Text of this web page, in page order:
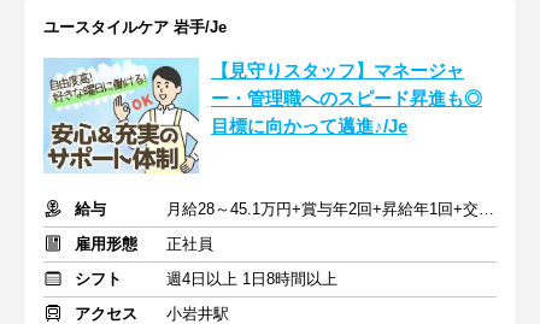
ユースタイルケア 岩手/Je
【見守りスタッフ】マネージャ
ー・管理職へのスピード昇進も◎
目標に向かって邁進♪/Je
給与
月給28～45.1万円+賞与年2回+昇給年1回+交通費全額
雇用形態
正社員
シフト
週4日以上 1日8時間以上
アクセス
小岩井駅